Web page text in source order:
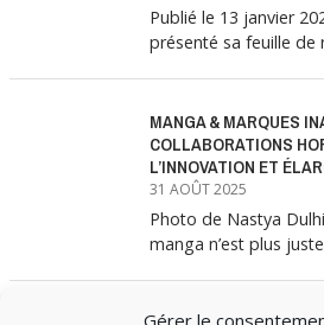
Gérer le
Publié le 13 janvier
présenté sa feuille de
MANGA & MARQUES
COLLABORATIONS
L’INNOVATION ET
31 AOÛT 2025
Photo de Nastya
manga n’est plus